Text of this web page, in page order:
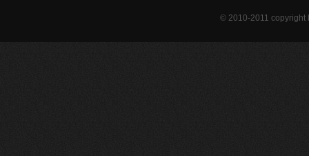
© 2010-2011 copyright